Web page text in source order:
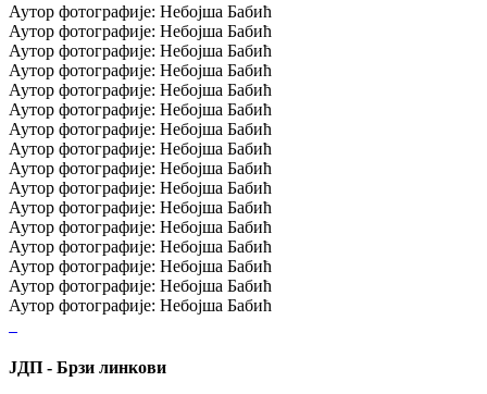
Аутор фотографијe: Нeбојша Бабић
Аутор фотографијe: Нeбојша Бабић
Аутор фотографијe: Нeбојша Бабић
Аутор фотографијe: Нeбојша Бабић
Аутор фотографијe: Нeбојша Бабић
Аутор фотографијe: Нeбојша Бабић
Аутор фотографијe: Нeбојша Бабић
Аутор фотографијe: Нeбојша Бабић
Аутор фотографијe: Нeбојша Бабић
Аутор фотографијe: Нeбојша Бабић
Аутор фотографијe: Нeбојша Бабић
Аутор фотографијe: Нeбојша Бабић
Аутор фотографијe: Нeбојша Бабић
Аутор фотографијe: Нeбојша Бабић
Аутор фотографијe: Нeбојша Бабић
Аутор фотографијe: Нeбојша Бабић
ЈДП - Брзи линкови